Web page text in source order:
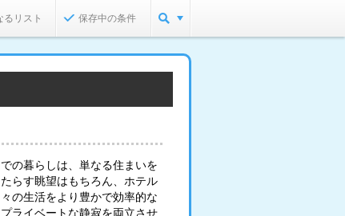
るリスト 保存中の条件
の暮らしは、単なる住まいを
らす眺望はもちろん、ホテル
の生活をより豊かで効率的な
ライベートな静寂を両立させ